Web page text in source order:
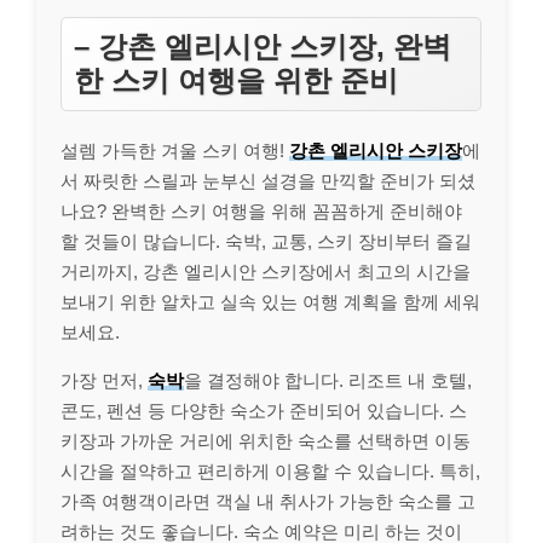
– 강촌 엘리시안 스키장, 완벽
한 스키 여행을 위한 준비
설렘 가득한 겨울 스키 여행! 강촌 엘리시안 스키장에
서 짜릿한 스릴과 눈부신 설경을 만끽할 준비가 되셨
나요? 완벽한 스키 여행을 위해 꼼꼼하게 준비해야
할 것들이 많습니다. 숙박, 교통, 스키 장비부터 즐길
거리까지, 강촌 엘리시안 스키장에서 최고의 시간을
보내기 위한 알차고 실속 있는 여행 계획을 함께 세워
보세요.
가장 먼저, 숙박을 결정해야 합니다. 리조트 내 호텔,
콘도, 펜션 등 다양한 숙소가 준비되어 있습니다. 스
키장과 가까운 거리에 위치한 숙소를 선택하면 이동
시간을 절약하고 편리하게 이용할 수 있습니다. 특히,
가족 여행객이라면 객실 내 취사가 가능한 숙소를 고
려하는 것도 좋습니다. 숙소 예약은 미리 하는 것이